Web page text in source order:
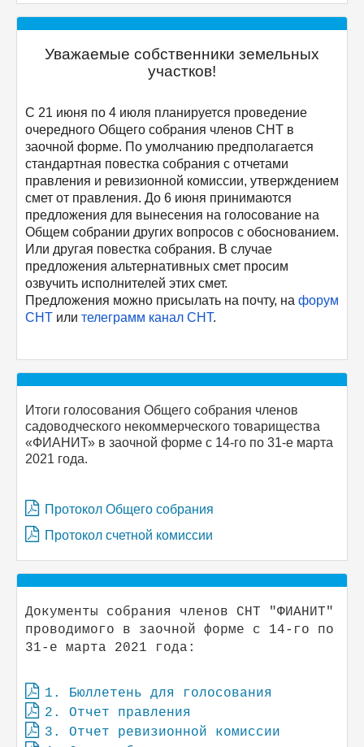
Уважаемые собственники земельных
участков!
С 21 июня по 4 июля планируется проведение
очередного Общего собрания членов СНТ в
заочной форме. По умолчанию предполагается
стандартная повестка собрания с отчетами
правления и ревизионной комиссии, утверждением
смет от правления. До 6 июня принимаются
предложения для вынесения на голосование на
Общем собрании других вопросов с обоснованием.
Или другая повестка собрания. В случае
предложения альтернативных смет просим
озвучить исполнителей этих смет.
Предложения можно присылать на почту, на форум
СНТ или телеграмм канал СНТ.
Итоги голосования Общего собрания членов
садоводческого некоммерческого товарищества
«ФИАНИТ» в заочной форме с 14-го по 31-е марта
2021 года.
Протокол Общего собрания
Протокол счетной комиссии
Документы собрания членов СНТ "ФИАНИТ"
проводимого в заочной форме с 14-го по
31-е марта 2021 года:
1. Бюллетень для голосования
2. Отчет правления
3. Отчет ревизионной комиссии